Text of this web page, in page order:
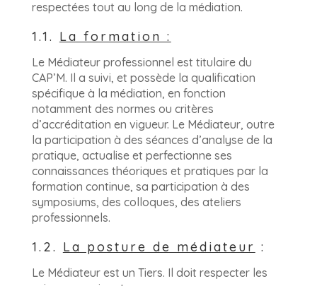
respectées tout au long de la médiation.
1.1. La formation :
Le Médiateur professionnel est titulaire du
CAP’M. Il a suivi, et possède la qualification
spécifique à la médiation, en fonction
notamment des normes ou critères
d’accréditation en vigueur. Le Médiateur, outre
la participation à des séances d’analyse de la
pratique, actualise et perfectionne ses
connaissances théoriques et pratiques par la
formation continue, sa participation à des
symposiums, des colloques, des ateliers
professionnels.
1.2. La posture de médiateur :
Le Médiateur est un Tiers. Il doit respecter les